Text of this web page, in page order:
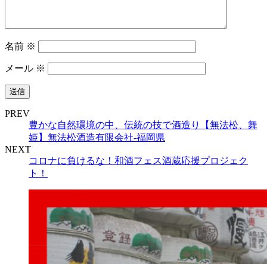
名前 ※
メール ※
PREV
豊かな自然環境の中、伝統の技で酒造り【無法松、舞
姫】無法松酒造有限会社-福岡県
NEXT
コロナに負けるな！和酒フェス酒蔵応援プロジェク
ト！